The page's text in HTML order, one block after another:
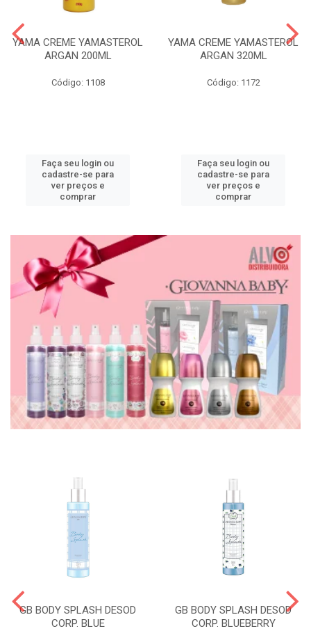
YAMA CREME YAMASTEROL
ARGAN 200ML
Código: 1108
Faça seu login ou
cadastre-se para
ver preços e
comprar
YAMA CREME YAMASTEROL
ARGAN 320ML
Código: 1172
Faça seu login ou
cadastre-se para
ver preços e
comprar
GB BODY SPLASH DESOD
CORP. BLUE
GB BODY SPLASH DESOD
CORP. BLUEBERRY